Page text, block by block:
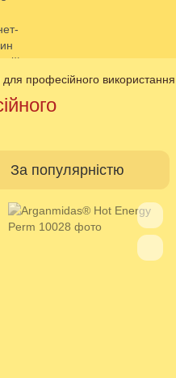
професійного використання
За популярністю